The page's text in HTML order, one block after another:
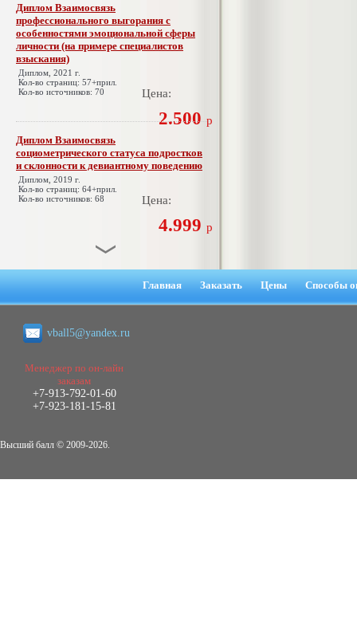
Диплом Взаимосвязь
профессионального выгорания с
особенностями эмоциональной сферы
личности (на примере специалистов
взыскания)
Диплом, 2021 г.
Кол-во страниц: 57+прил.
Кол-во источников: 70
Цена:
2.500 р
Диплом Взаимосвязь
социометрического статуса подростков
и склонности к девиантному поведению
Диплом, 2019 г.
Кол-во страниц: 64+прил.
Кол-во источников: 68
Цена:
4.999 р
Диплом Взаимосвязь эмпатии и
негативных эмоциональных состояний
Диплом, 2021 г.
Кол-во страниц: 51+прил.
Кол-во источников: 77
Диплом Виндикационный иск
Главная Заказать Цены Способы
vball5@yandex.ru
Менеджер по он-лайн
заказам
+7-913-792-01-60
+7-923-181-15-81
Высший балл © 2009-2026.